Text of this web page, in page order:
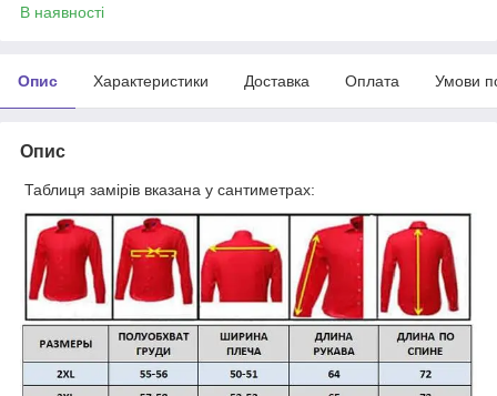
В наявності
Опис Характеристики Доставка Оплата Умови
Опис
Таблиця замірів вказана у сантиметрах: